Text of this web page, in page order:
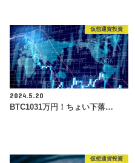
仮想通貨投資
2024.5.20
BTC1031万円！ちょい下落…
仮想通貨投資